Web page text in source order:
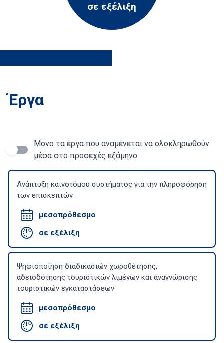
σε εξέλιξη
Έργα
Μόνο τα έργα που αναμένεται να ολοκληρωθούν
μέσα στο προσεχές εξάμηνο
Ανάπτυξη καινοτόμου συστήματος για την πληροφόρηση
των επισκεπτών
μεσοπρόθεσμο
σε εξέλιξη
Ψηφιοποίηση διαδικασιών χωροθέτησης,
αδειοδότησης τουριστικών λιμένων και αναγνώρισης
τουριστικών εγκαταστάσεων
μεσοπρόθεσμο
σε εξέλιξη